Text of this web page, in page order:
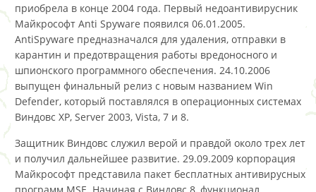
приобрела в конце 2004 года. Первый недоантивирусник
Майкрософт Anti Spyware появился 06.01.2005.
AntiSpyware предназначался для удаления, отправки в
карантин и предотвращения работы вредоносного и
шпионского программного обеспечения. 24.10.2006
выпущен финальный релиз с новым названием Win
Defender, который поставлялся в операционных системах
Виндовс XP, Server 2003, Vista, 7 и 8.
Защитник Виндовс служил верой и правдой около трех лет
и получил дальнейшее развитие. 29.09.2009 корпорация
Майкрософт представила пакет бесплатных антивирусных